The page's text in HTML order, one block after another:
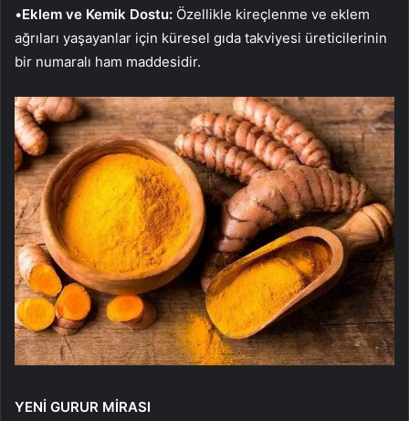
•Eklem ve Kemik Dostu: Özellikle kireçlenme ve eklem
ağrıları yaşayanlar için küresel gıda takviyesi üreticilerinin
bir numaralı ham maddesidir.
YENİ GURUR MİRASI